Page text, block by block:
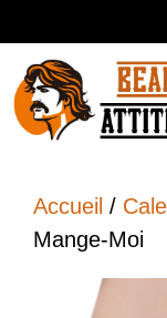
au
contenu
Accueil /
Mange-Moi